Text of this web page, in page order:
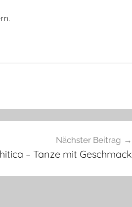
Nächster Beitrag
– Tanze mit Geschmack